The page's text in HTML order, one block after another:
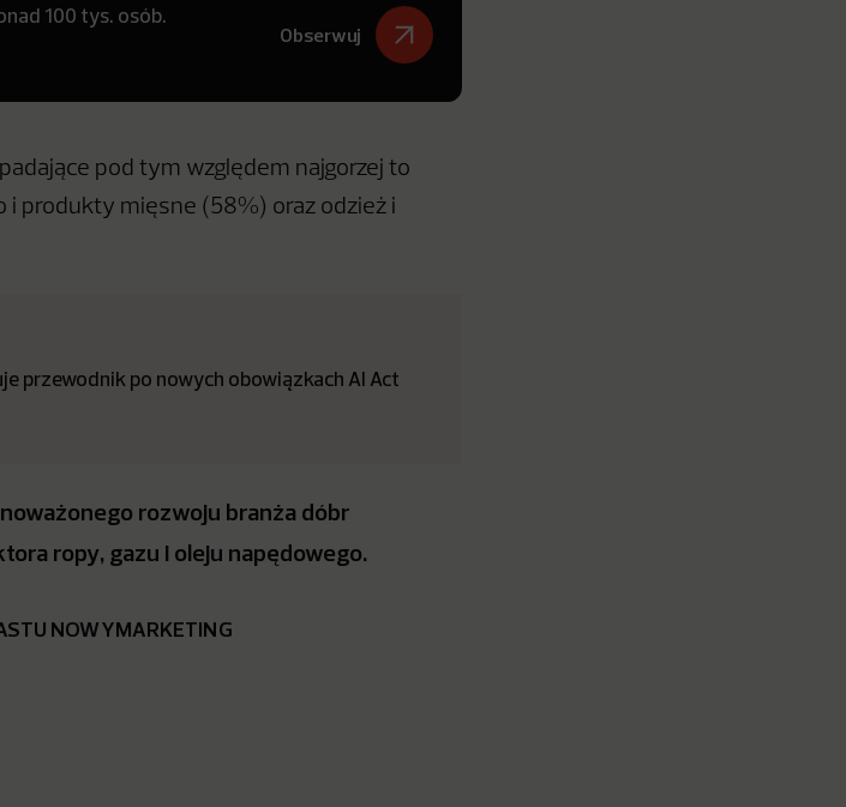
100 tys. osób.
Obserwuj
pod tym względem najgorzej to
i produkty mięsne (58%) oraz odzież i
przewodnik po nowych obowiązkach AI Act
rozwoju branża dóbr
ropy, gazu i oleju napędowego.
NOWYMARKETING